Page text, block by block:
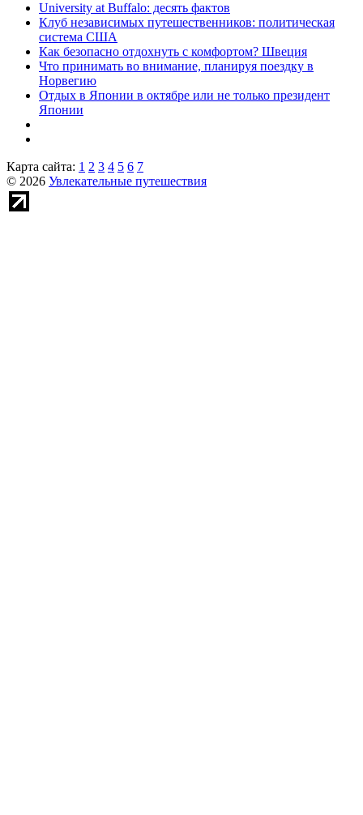
University at Buffalo: десять фактов
Клуб независимых путешественников: политическая
система США
Как безопасно отдохнуть с комфортом? Швеция
Что принимать во внимание, планируя поездку в
Норвегию
Отдых в Японии в октябре или не только президент
Японии
Карта сайта: 1 2 3 4 5 6 7
© 2026 Увлекательные путешествия